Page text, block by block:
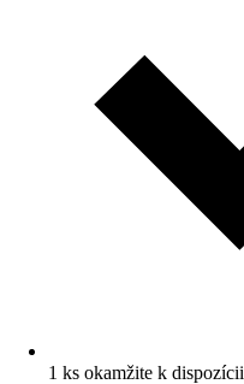
1 ks okamžite k dispozícii